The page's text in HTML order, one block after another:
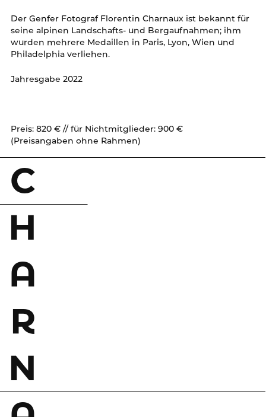
Der Genfer Fotograf Florentin Charnaux ist bekannt für
seine alpinen Landschafts- und Bergaufnahmen; ihm
wurden mehrere Medaillen in Paris, Lyon, Wien und
Philadelphia verliehen.
Jahresgabe 2022
Preis: 820 € // für Nichtmitglieder: 900 €
(Preisangaben ohne Rahmen)
C
H
A
R
N